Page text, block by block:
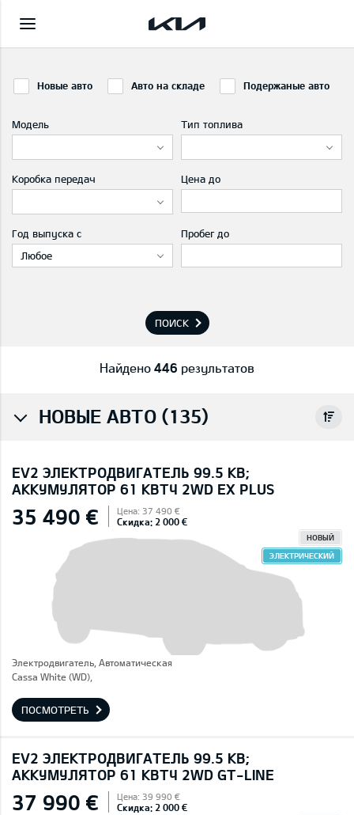
Новые авто Авто на складе Подержаные авто
Модель Тип топлива
Коробка передач Цена до
Год выпуска с
Любое
Пробег до
ПОИСК
Найдено 446 результатов
НОВЫЕ АВТО (135)
EV2 ЭЛЕКТРОДВИГАТЕЛЬ 99.5 КВ;
AККУМУЛЯТОР 61 КВТЧ 2WD EX PLUS
35 490 € Цена: 37 490 €
Скидка: 2 000 €
НОВЫЙ
ЭЛЕКТРИЧЕСКИЙ
Электродвигатель, Автоматическая
Cassa White (WD),
ПОСМОТРЕТЬ
EV2 ЭЛЕКТРОДВИГАТЕЛЬ 99.5 КВ;
AККУМУЛЯТОР 61 КВТЧ 2WD GT-LINE
37 990 € Цена: 39 990 €
Скидка: 2 000 €